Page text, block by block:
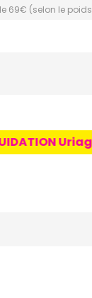
69€ (selon le
Uriage